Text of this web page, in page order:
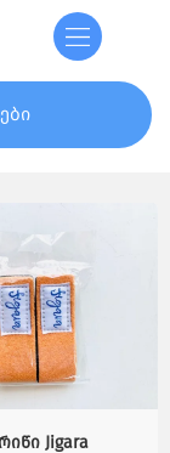
Jigara